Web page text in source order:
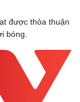
số
được thỏa thuận
bóng.